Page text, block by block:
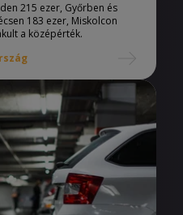
215 ezer, Győrben és
183 ezer, Miskolcon
a középérték.